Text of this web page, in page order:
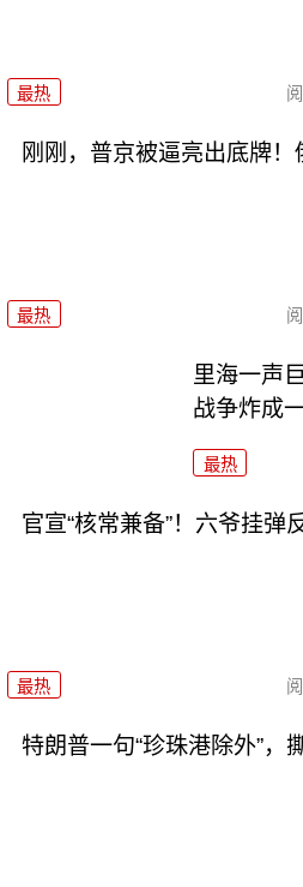
最热
刚刚，普京被逼亮出底牌！
最热
里海一声
战争炸成
最热
官宣“核常兼备”！六爷挂弹
最热
特朗普一句“珍珠港除外”，